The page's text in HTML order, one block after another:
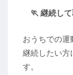
🏃 継続し
おうちでの運
継続したい方
す。